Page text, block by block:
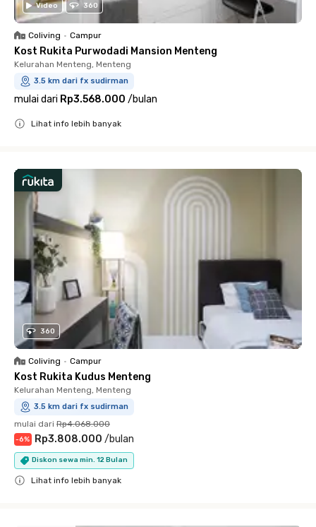
Video 360
Coliving • Campur
Kost Rukita Purwodadi Mansion Menteng
Kelurahan Menteng, Menteng
3.5 km dari fx sudirman
mulai dari Rp3.568.000 /bulan
Lihat info lebih banyak
360
Coliving • Campur
Kost Rukita Kudus Menteng
Kelurahan Menteng, Menteng
3.5 km dari fx sudirman
mulai dari Rp4.068.000
-6% Rp3.808.000 /bulan
Diskon sewa min. 12 Bulan
Lihat info lebih banyak